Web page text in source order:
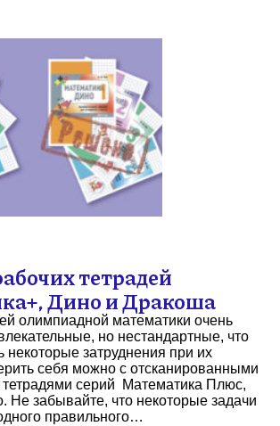
тетрадей
Дино и Дракоша
олимпиадной математики очень
но нестандартные, что
некоторые затруднения при их
себя можно с отсканированными
серий Математика Плюс,
Не забывайте, что некоторые задачи
правильного…